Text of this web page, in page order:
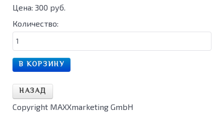
Цена: 300 руб.
Количество:
Copyright MAXXmarketing GmbH